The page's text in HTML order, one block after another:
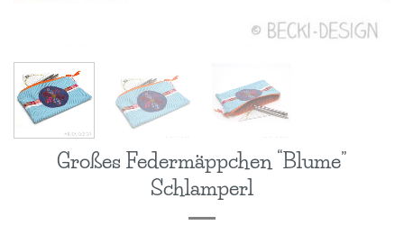
Großes Federmäppchen “Blume”
Schlamperl